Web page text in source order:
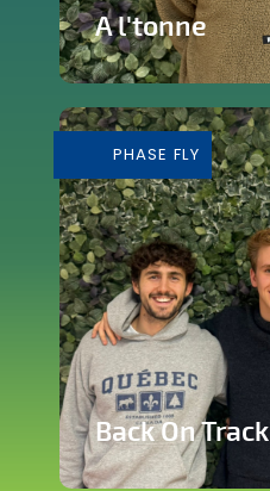
A l'tonne
cœur de Silly
En savoir plus
PHASE FLY
Back On Track